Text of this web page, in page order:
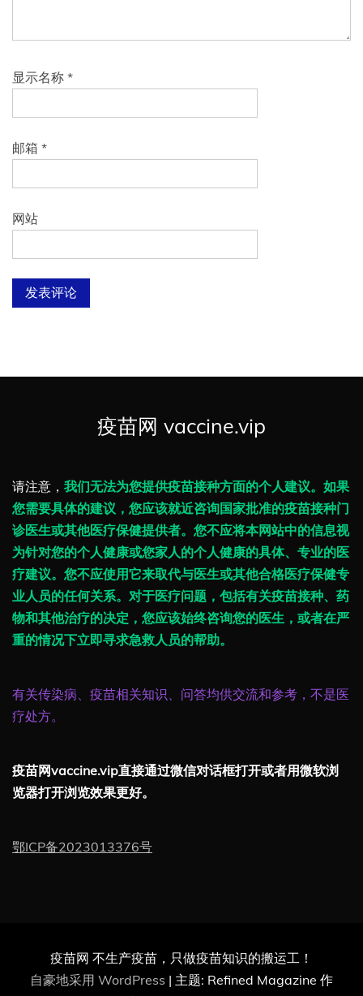
显示名称 *
邮箱 *
网站
疫苗网 vaccine.vip
请注意， 我们无法为您提供疫苗接种方面的个人建议。如果
您需要具体的建议，您应该就近咨询国家批准的疫苗接种门
诊医生或其他医疗保健提供者。您不应将本网站中的信息视
为针对您的个人健康或您家人的个人健康的具体、专业的医
疗建议。您不应使用它来取代与医生或其他合格医疗保健专
业人员的任何关系。对于医疗问题，包括有关疫苗接种、药
物和其他治疗的决定，您应该始终咨询您的医生，或者在严
重的情况下立即寻求急救人员的帮助。
有关传染病、疫苗相关知识、问答均供交流和参考，不是医
疗处方。
疫苗网vaccine.vip直接通过微信对话框打开或者用微软浏
览器打开浏览效果更好。
鄂ICP备2023013376号
疫苗网 不生产疫苗，只做疫苗知识的搬运工！
自豪地采用 WordPress | 主题: Refined Magazine 作